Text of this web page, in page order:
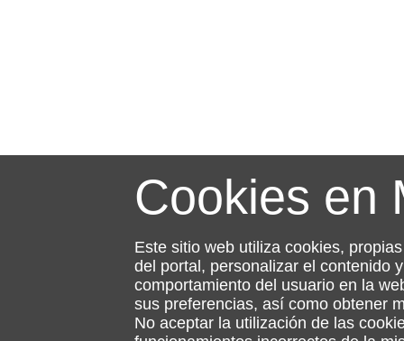
Cookies en
Este sitio web utiliza cookies,
del portal, personalizar el contenido
comportamiento del usuario en la
sus preferencias, así como obtener
No aceptar la utilización de las